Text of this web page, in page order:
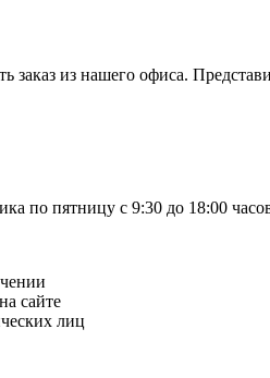
заказ из нашего офиса.
по пятницу с 9:30 до 18:00
сайте
лиц